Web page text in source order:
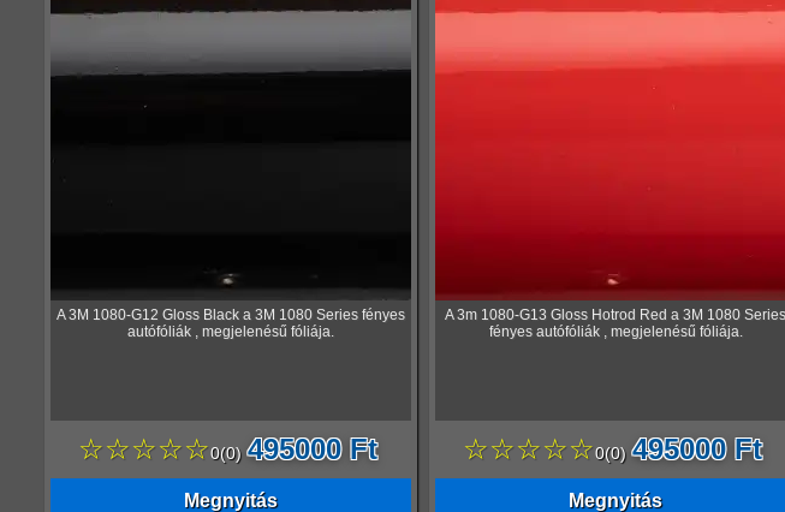
A 3M 1080-G12 Gloss Black a 3M 1080 Series fényes
autófóliák , megjelenésű fóliája.
☆☆☆☆☆0(0) 495000 Ft
Megnyitás
A 3m 1080-G13 Gloss Hotrod Red a 3M 1080 Series
fényes autófóliák , megjelenésű fóliája.
☆☆☆☆☆0(0) 495000 Ft
Megnyitás